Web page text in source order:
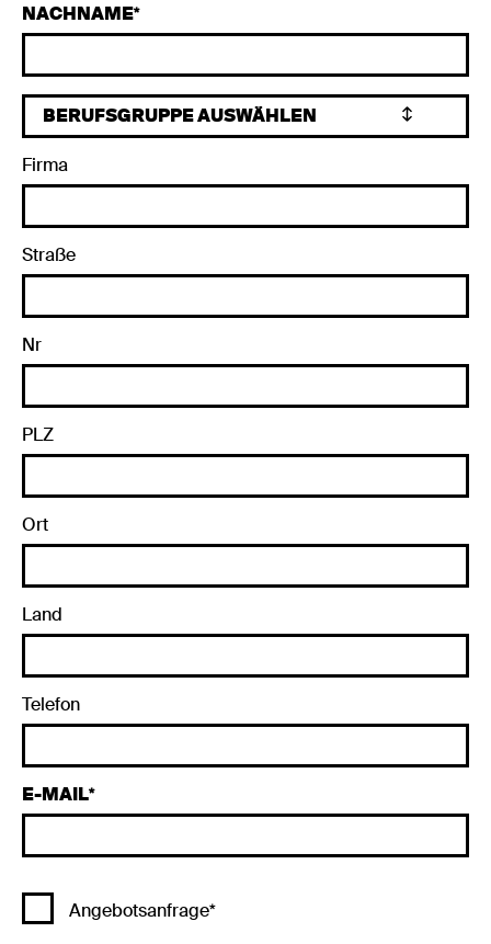
NACHNAME
Firma
Straße
Nr
PLZ
Ort
Land
Telefon
E-MAIL
Angebotsanfrage*